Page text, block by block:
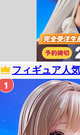
フィギュア人
1